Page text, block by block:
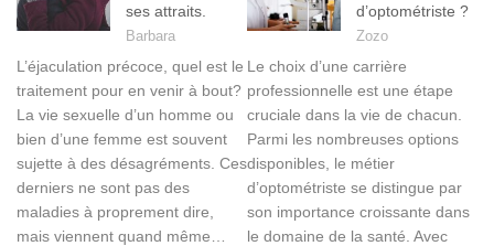
ses attraits.
Barbara
L’éjaculation précoce, quel est le
traitement pour en venir à bout?
La vie sexuelle d’un homme ou
bien d’une femme est souvent
sujette à des désagréments. Ces
derniers ne sont pas des
maladies à proprement dire,
mais viennent quand même…
d’optométriste ?
Zozo
Le choix d’une carrière
professionnelle est une étape
cruciale dans la vie de chacun.
Parmi les nombreuses options
disponibles, le métier
d’optométriste se distingue par
son importance croissante dans
le domaine de la santé. Avec